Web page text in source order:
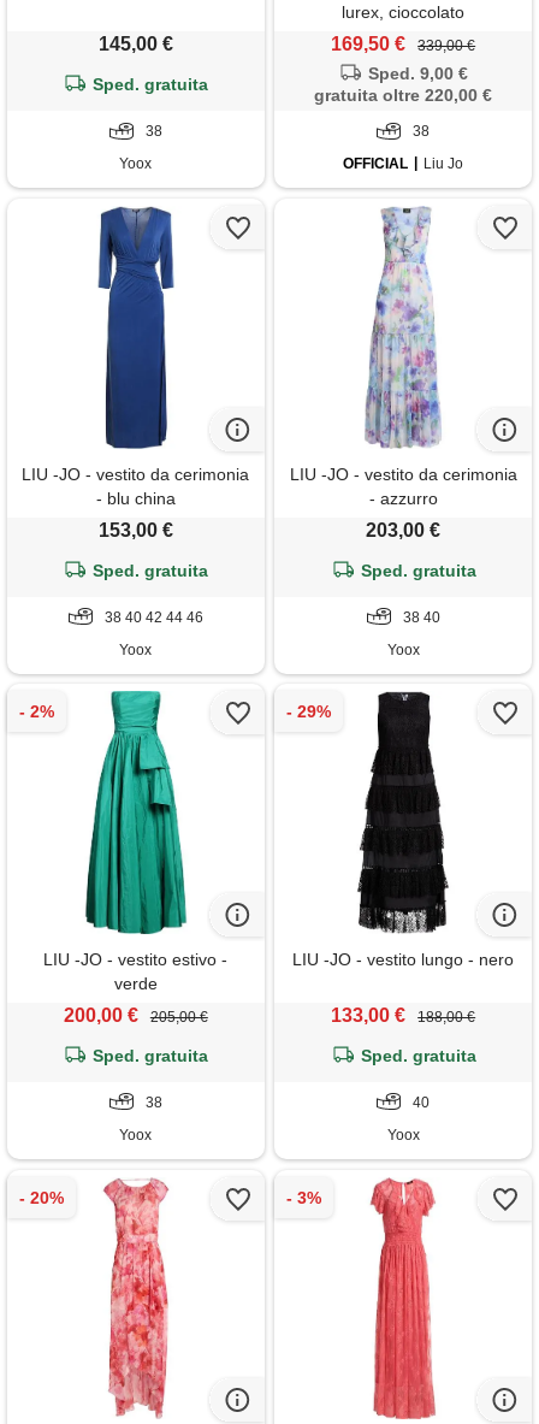
145,00 €
Sped. gratuita
38
Yoox
lurex, cioccolato
169,50 € 339,00 €
Sped. 9,00 €
gratuita oltre 220,00 €
38
OFFICIAL
Liu Jo
LIU -JO - vestito da cerimonia
- blu china
153,00 €
Sped. gratuita
38 40 42 44 46
Yoox
LIU -JO - vestito da cerimonia
- azzurro
203,00 €
Sped. gratuita
38 40
Yoox
LIU -JO - vestito estivo -
verde
200,00 € 205,00 €
Sped. gratuita
38
Yoox
LIU -JO - vestito lungo - nero
133,00 € 188,00 €
Sped. gratuita
40
Yoox